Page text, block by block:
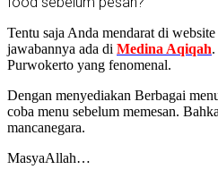
Tentu saja Anda mendarat di
jawabannya ada di Medina Aqiqah
Purwokerto yang fenomenal.
Dengan menyediakan Berbagai
coba menu sebelum memesan.
mancanegara.
MasyaAllah…